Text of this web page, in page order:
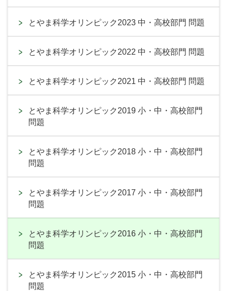
とやま科学オリンピック2023 中・高校部門 問題
とやま科学オリンピック2022 中・高校部門 問題
とやま科学オリンピック2021 中・高校部門 問題
とやま科学オリンピック2019 小・中・高校部門
問題
とやま科学オリンピック2018 小・中・高校部門
問題
とやま科学オリンピック2017 小・中・高校部門
問題
とやま科学オリンピック2016 小・中・高校部門
問題
とやま科学オリンピック2015 小・中・高校部門
問題